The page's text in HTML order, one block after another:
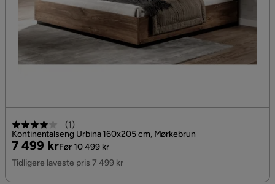
(1)
Kontinentalseng Urbina 160x205 cm, Mørkebrun
Pris
7 499 kr
Original
Pris
Før 10 499 kr
Tidligere laveste pris 7 499 kr